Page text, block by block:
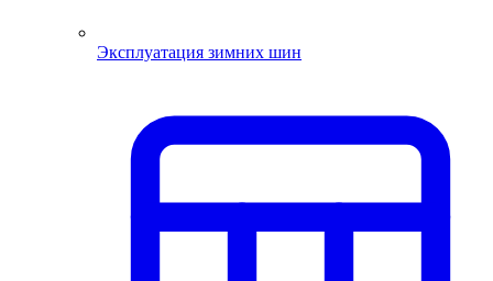
Эксплуатация зимних шин